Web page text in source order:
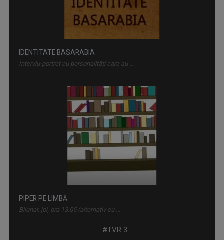
Interviu-portret cu personalități care au ...
Bilunar, joi, ora 13.05 (alternativ cu ...
#TVR 3